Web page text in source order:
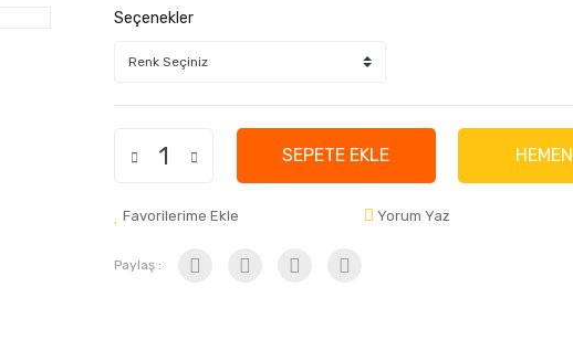
Seçenekler
SEPETE EKLE
Favorilerime Ekle Yorum Yaz
Paylaş :